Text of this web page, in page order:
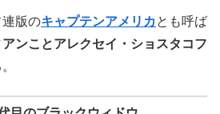
連版のキャプテンアメリカとも呼ば
ンことアレクセイ・ショスタコフ